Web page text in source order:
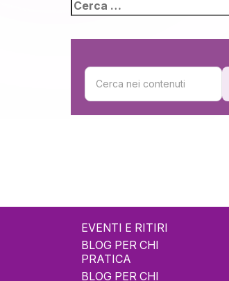
EVENTI E RITIRI
BLOG PER CHI
PRATICA
BLOG PER CHI